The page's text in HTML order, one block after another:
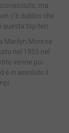
ma
c’è dubbio che
questa top ten.
Marilyn Monroe
nel 1955 nel
venne poi
è in assoluto il